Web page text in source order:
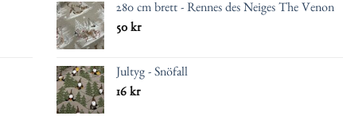
280 cm brett - Rennes des Neiges The Venon
50 kr
Jultyg - Snöfall
16 kr